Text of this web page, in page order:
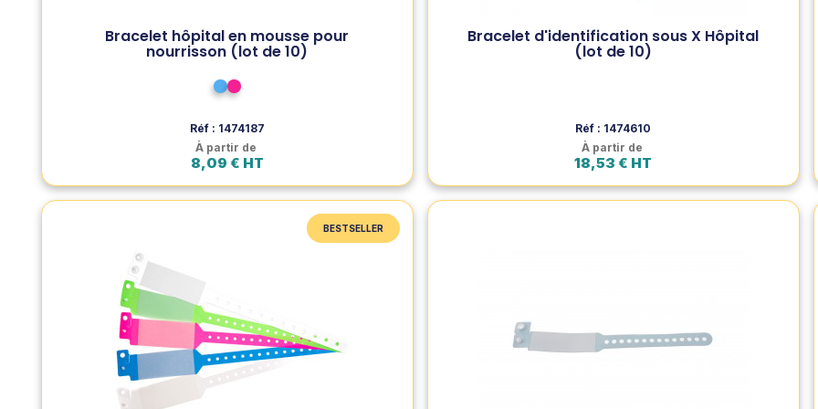
Bracelet hôpital en mousse pour
nourrisson (lot de 10)
BleuRose
Réf : 1474187
À partir de
8,09 € HT
Voir le produit
Bracelet d'identification sous X Hôpital
(lot de 10)
Réf : 1474610
À partir de
18,53 € HT
Voir le produit
BESTSELLER
Bracelet hôpital avec rabat pour étiquette
pour adulte (lot de 100)
Bracelet hospitalier avec rabat adhésif pour étiquette
(32x67 mm), fermeture sécurisée par pression
plastique, résistant à l'eau, idéal pour
d'écriture, ajustable et sécurisé. Conçu pour assurer
une identification rapide et personnalisée des jeunes .